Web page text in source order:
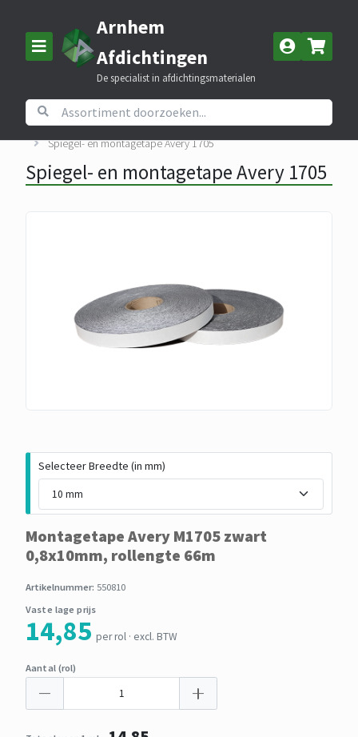
Arnhem
Afdichtingen
De specialist in afdichtingsmaterialen
Home Assortiment
Tapes
Spiegel- en montagetape Avery 1705
Spiegel- en montagetape Avery 1705
Selecteer Breedte (in mm)
Montagetape Avery M1705 zwart
0,8x10mm, rollengte 66m
Artikelnummer: 550810
Vaste lage prijs
14,85 per rol · excl. BTW
Aantal (rol)